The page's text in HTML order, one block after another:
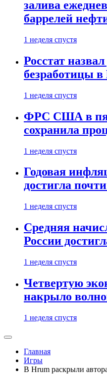
залива
баррелей
1 неделя спустя
Росстат
безработицы
1 неделя спустя
ФРС США в
сохранила
1 неделя спустя
Годовая
достигла
1 неделя спустя
Средняя
России
1 неделя спустя
Четвертую
накрыло
1 неделя спустя
Главная
Игры
В Hrum раскрыли